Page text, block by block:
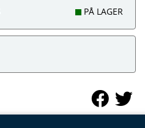
PÅ LAGER